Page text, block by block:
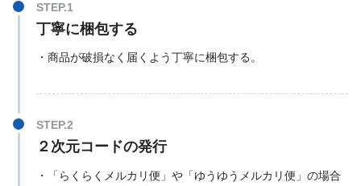
丁寧に梱包する
・商品が破損なく届くよう丁寧に梱包する。
２次元コードの発行
・「らくらくメルカリ便」や「ゆうゆうメルカリ便」の場合